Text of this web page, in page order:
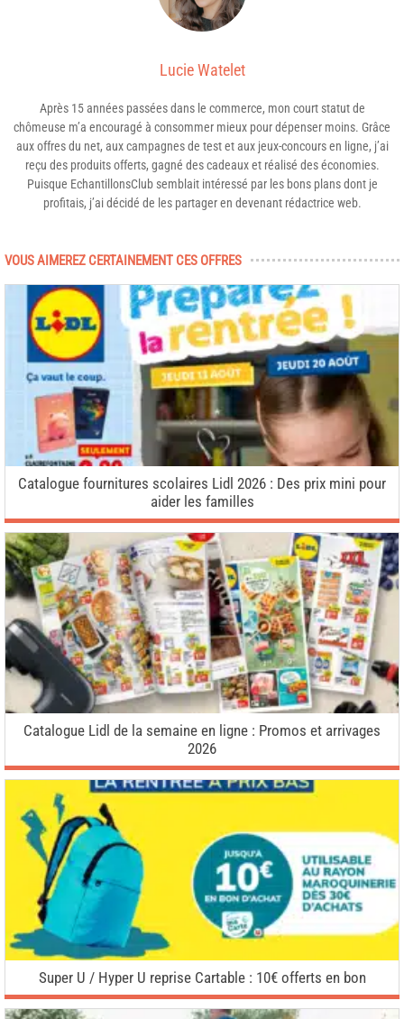
Lucie Watelet
Après 15 années passées dans le commerce, mon court statut de
chômeuse m’a encouragé à consommer mieux pour dépenser moins. Grâce
aux offres du net, aux campagnes de test et aux jeux-concours en ligne, j’ai
reçu des produits offerts, gagné des cadeaux et réalisé des économies.
Puisque EchantillonsClub semblait intéressé par les bons plans dont je
profitais, j’ai décidé de les partager en devenant rédactrice web.
VOUS AIMEREZ CERTAINEMENT CES OFFRES
Catalogue fournitures scolaires Lidl 2026 : Des prix mini pour
aider les familles
Catalogue Lidl de la semaine en ligne : Promos et arrivages
2026
Super U / Hyper U reprise Cartable : 10€ offerts en bon